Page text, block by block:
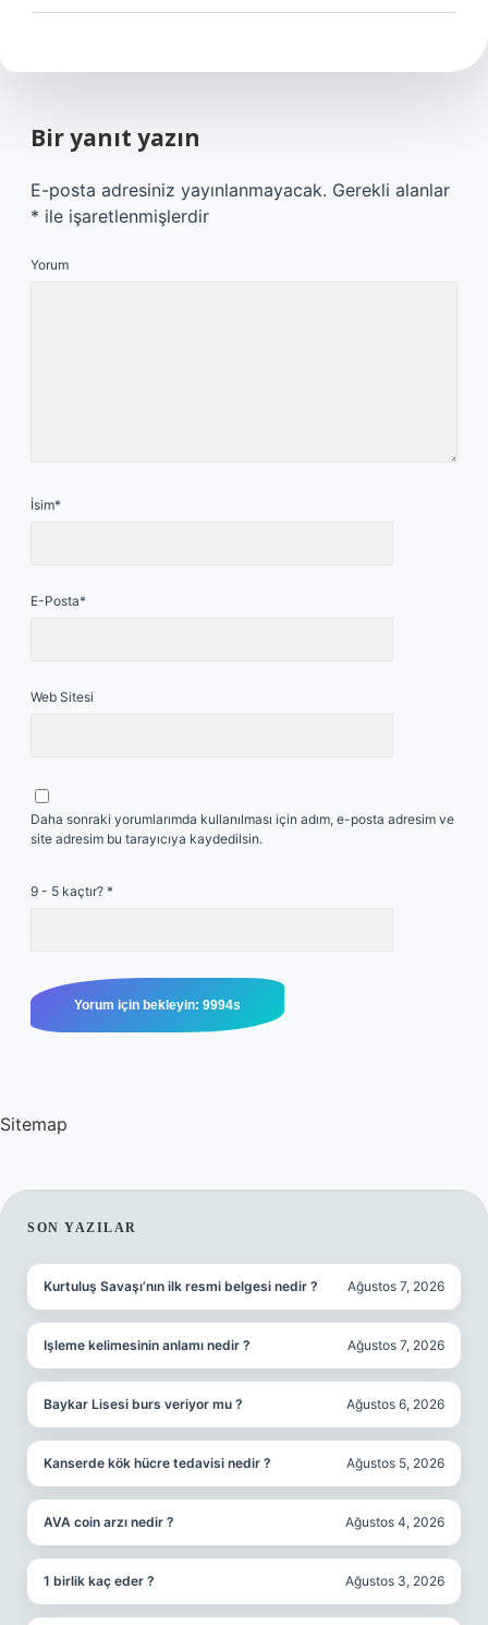
Bir yanıt yazın
E-posta adresiniz yayınlanmayacak. Gerekli alanlar
* ile işaretlenmişlerdir
Yorum
İsim*
E-Posta*
Web Sitesi
Daha sonraki yorumlarımda kullanılması için adım, e-posta adresim ve
site adresim bu tarayıcıya kaydedilsin.
9 - 5 kaçtır? *
Sitemap
SIDEBAR
SON YAZILAR
Kurtuluş Savaşı’nın ilk resmi belgesi nedir ? Ağustos 7, 2026
Işleme kelimesinin anlamı nedir ? Ağustos 7, 2026
Baykar Lisesi burs veriyor mu ? Ağustos 6, 2026
Kanserde kök hücre tedavisi nedir ? Ağustos 5, 2026
AVA coin arzı nedir ? Ağustos 4, 2026
1 birlik kaç eder ? Ağustos 3, 2026